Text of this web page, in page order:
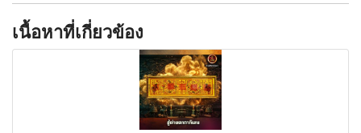
เนื้อหาที่เกี่ยวข้อง